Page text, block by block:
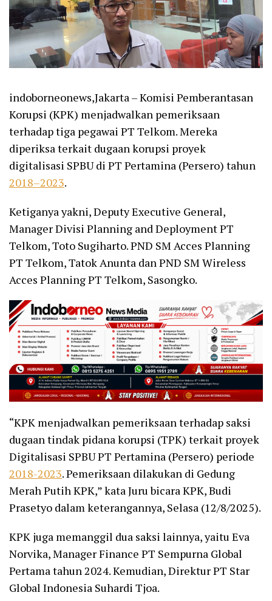
indoborneonews,Jakarta – Komisi Pemberantasan
Korupsi (KPK) menjadwalkan pemeriksaan
terhadap tiga pegawai PT Telkom. Mereka
diperiksa terkait dugaan korupsi proyek
digitalisasi SPBU di PT Pertamina (Persero) tahun
2018–2023.
Ketiganya yakni, Deputy Executive General,
Manager Divisi Planning and Deployment PT
Telkom, Toto Sugiharto. PND SM Acces Planning
PT Telkom, Tatok Anunta dan PND SM Wireless
Acces Planning PT Telkom, Sasongko.
“KPK menjadwalkan pemeriksaan terhadap saksi
dugaan tindak pidana korupsi (TPK) terkait proyek
Digitalisasi SPBU PT Pertamina (Persero) periode
2018-2023. Pemeriksaan dilakukan di Gedung
Merah Putih KPK,” kata Juru bicara KPK, Budi
Prasetyo dalam keterangannya, Selasa (12/8/2025).
KPK juga memanggil dua saksi lainnya, yaitu Eva
Norvika, Manager Finance PT Sempurna Global
Pertama tahun 2024. Kemudian, Direktur PT Star
Global Indonesia Suhardi Tjoa.